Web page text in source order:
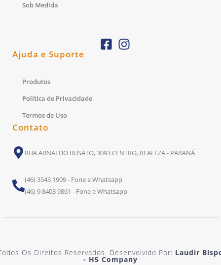
Sob Medida
Ajuda e Suporte
Produtos
Política de Privacidade
Termos de Uso
Contato
RUA ARNALDO BUSATO, 3093 CENTRO, REALEZA - PARANÁ
(46) 3543 1909 - Fone e Whatsapp
(46) 9 8403 9861 - Fone e Whatsapp
Os Direitos Reservados. Desenvolvido Por: Laudir
- H5 Company